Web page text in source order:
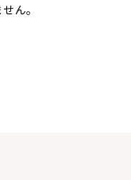
ん。